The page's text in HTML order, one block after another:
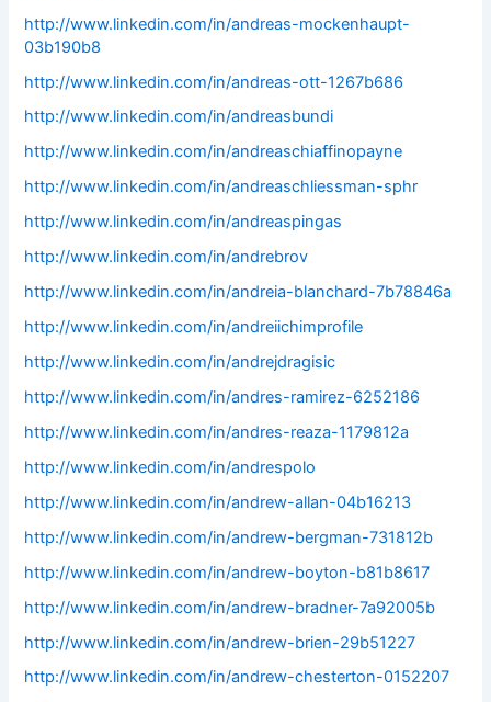
http://www.linkedin.com/in/andreas-mockenhaupt-
03b190b8
http://www.linkedin.com/in/andreas-ott-1267b686
http://www.linkedin.com/in/andreasbundi
http://www.linkedin.com/in/andreaschiaffinopayne
http://www.linkedin.com/in/andreaschliessman-sphr
http://www.linkedin.com/in/andreaspingas
http://www.linkedin.com/in/andrebrov
http://www.linkedin.com/in/andreia-blanchard-7b78846a
http://www.linkedin.com/in/andreiichimprofile
http://www.linkedin.com/in/andrejdragisic
http://www.linkedin.com/in/andres-ramirez-6252186
http://www.linkedin.com/in/andres-reaza-1179812a
http://www.linkedin.com/in/andrespolo
http://www.linkedin.com/in/andrew-allan-04b16213
http://www.linkedin.com/in/andrew-bergman-731812b
http://www.linkedin.com/in/andrew-boyton-b81b8617
http://www.linkedin.com/in/andrew-bradner-7a92005b
http://www.linkedin.com/in/andrew-brien-29b51227
http://www.linkedin.com/in/andrew-chesterton-0152207